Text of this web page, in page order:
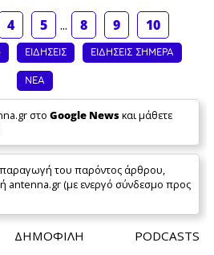
4 5 ... 8 9 10
ΕΙΔΗΣΕΙΣ ΕΙΔΗΣΕΙΣ ΣΗΜΕΡΑ
ΝΕΑ
στο Google Newsκαι μάθετε
του παρόντος άρθρου,
antenna.gr (με ενεργό σύνδεσμο προς
ΔΗΜΟΦΙΛH PODCASTS